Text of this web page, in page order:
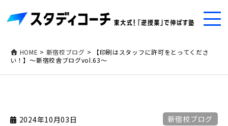
HOME > 新宿校ブログ >
【印刷はスタッフに許可をとってくださ
い！】～新宿校舎ブログvol.63～
2024年10月03日 新宿校ブログ